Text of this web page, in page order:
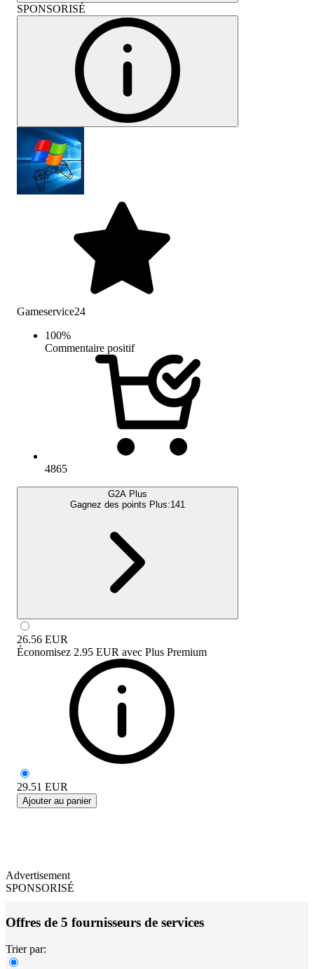
SPONSORISÉ
Gameservice24
100%
Commentaire positif
4865
G2A Plus
Gagnez des points Plus:141
26.56 EUR
Économisez 2.95 EUR avec Plus Premium
29.51 EUR
Ajouter au panier
Advertisement
SPONSORISÉ
Offres de 5 fournisseurs de services
Trier par: